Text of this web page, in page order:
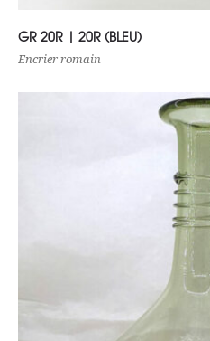
Choix des options
GR 20R | 20R (BLEU)
Encrier romain